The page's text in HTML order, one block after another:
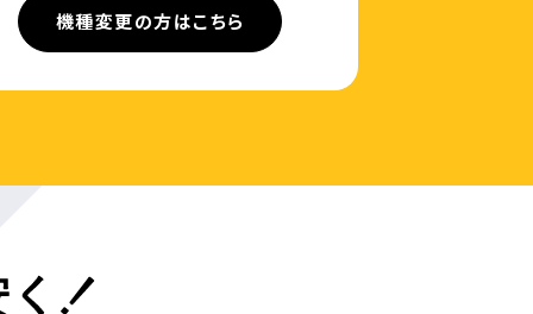
機種変更の方はこちら